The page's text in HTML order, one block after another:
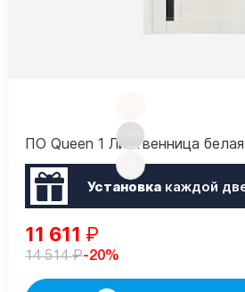
ПО Queen 1 Лиственница
Установкакаждой
11 611 ₽
14 514₽-20%